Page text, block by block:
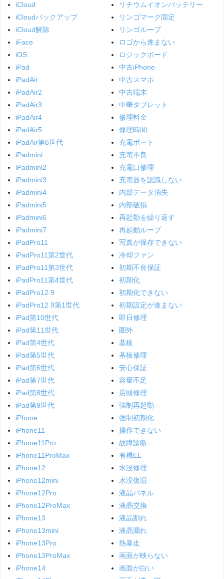
iCloud
iCloudバックアップ
iCloud解除
iFace
iOS
iPad
iPadAir
iPadAir2
iPadAir3
iPadAir4
iPadAir5
iPadAir第6世代
iPadmini
iPadmini2
iPadmini3
iPadmini4
iPadmini5
iPadmini6
iPadmini7
iPadPro11
iPadPro11第2世代
iPadPro11第3世代
iPadPro11第4世代
iPadPro12.9
iPadPro12.9第1世代
iPad第10世代
iPad第11世代
iPad第4世代
iPad第5世代
iPad第6世代
iPad第7世代
iPad第8世代
iPad第9世代
iPhone
iPhone11
iPhone11Pro
iPhone11ProMax
iPhone12
iPhone12mini
iPhone12Pro
iPhone12ProMax
iPhone13
iPhone13mini
iPhone13Pro
iPhone13ProMax
iPhone14
リチウムイオンバッテリー
リンゴマーク固定
リンゴループ
ロゴから進まない
ロジックボード
中古iPhone
中古スマホ
中古端末
中華タブレット
修理料金
修理時間
充電ポート
充電不良
充電口修理
充電器を認識しない
内部データ消失
内部破損
再起動を繰り返す
再起動ループ
写真が保存できない
冷却ファン
初期不良保証
初期化
初期化できない
初期設定が進まない
即日修理
圏外
基板
基板修理
安心保証
容量不足
店頭修理
強制再起動
強制初期化
操作できない
故障診断
有機EL
水没修理
水没復旧
液晶パネル
液晶交換
液晶割れ
液晶漏れ
熱暴走
画面が映らない
画面が白い